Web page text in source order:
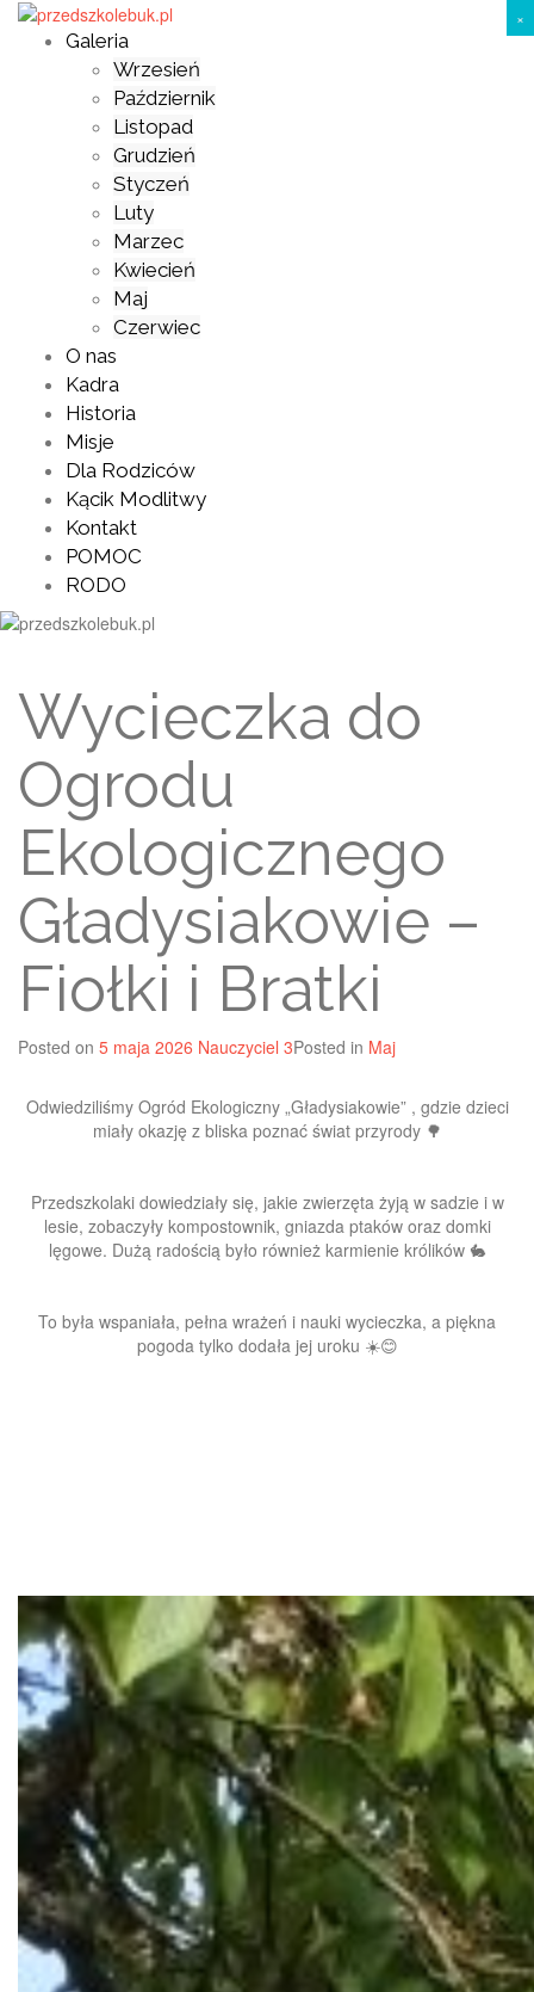
Skip
Galeria
Wrzesień
Październik
Listopad
Grudzień
Styczeń
Luty
Marzec
Kwiecień
Maj
Czerwiec
O nas
Kadra
Historia
Misje
Dla Rodziców
Kącik Modlitwy
Kontakt
POMOC
RODO
Wycieczka do
Ogrodu
Ekologicznego
Gładysiakowie –
Fiołki i Bratki
Posted on 5 maja 2026 Nauczyciel 3Posted in Maj
Odwiedziliśmy Ogród Ekologiczny „Gładysiakowie” , gdzie dzieci
miały okazję z bliska poznać świat przyrody 🌳
Przedszkolaki dowiedziały się, jakie zwierzęta żyją w sadzie i w
lesie, zobaczyły kompostownik, gniazda ptaków oraz domki
lęgowe. Dużą radością było również karmienie królików 🐇
To była wspaniała, pełna wrażeń i nauki wycieczka, a piękna
pogoda tylko dodała jej uroku ☀️😊
×